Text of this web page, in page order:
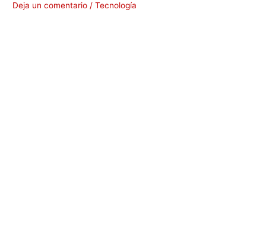
Deja un comentario /Tecnología